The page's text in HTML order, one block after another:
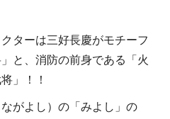
ターは三好長慶がモチーフ
と、消防の前身である「火
」！！
がよし）の「みよし」の